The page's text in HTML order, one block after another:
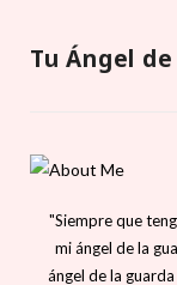
Tu Ángel
"Siempre que
mi ángel de la
ángel de la